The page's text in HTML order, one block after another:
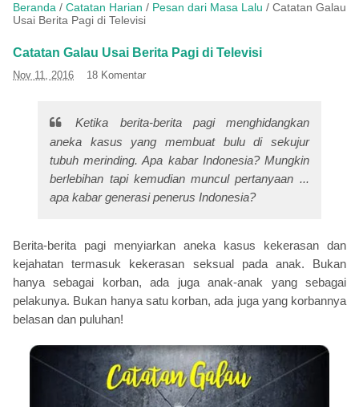
Beranda / Catatan Harian / Pesan dari Masa Lalu / Catatan Galau
Usai Berita Pagi di Televisi
Catatan Galau Usai Berita Pagi di Televisi
Nov 11, 2016 18 Komentar
Ketika berita-berita pagi menghidangkan
aneka kasus yang membuat bulu di sekujur
tubuh merinding. Apa kabar Indonesia? Mungkin
berlebihan tapi kemudian muncul pertanyaan ...
apa kabar generasi penerus Indonesia?
Berita-berita pagi menyiarkan aneka kasus kekerasan dan
kejahatan termasuk kekerasan seksual pada anak. Bukan
hanya sebagai korban, ada juga anak-anak yang sebagai
pelakunya. Bukan hanya satu korban, ada juga yang korbannya
belasan dan puluhan!